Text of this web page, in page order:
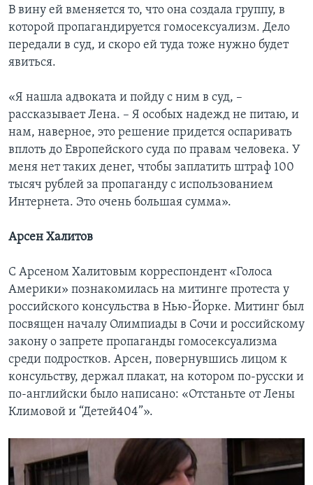
В вину ей вменяется то, что она создала группу, в
которой пропагандируется гомосексуализм. Дело
передали в суд, и скоро ей туда тоже нужно будет
явиться.
«Я нашла адвоката и пойду с ним в суд, –
рассказывает Лена. – Я особых надежд не питаю, и
нам, наверное, это решение придется оспаривать
вплоть до Европейского суда по правам человека. У
меня нет таких денег, чтобы заплатить штраф 100
тысяч рублей за пропаганду с использованием
Интернета. Это очень большая сумма».
Арсен Халитов
С Арсеном Халитовым корреспондент «Голоса
Америки» познакомилась на митинге протеста у
российского консульства в Нью-Йорке. Митинг был
посвящен началу Олимпиады в Сочи и российскому
закону о запрете пропаганды гомосексуализма
среди подростков. Арсен, повернувшись лицом к
консульству, держал плакат, на котором по-русски и
по-английски было написано: «Отстаньте от Лены
Климовой и “Детей404”».